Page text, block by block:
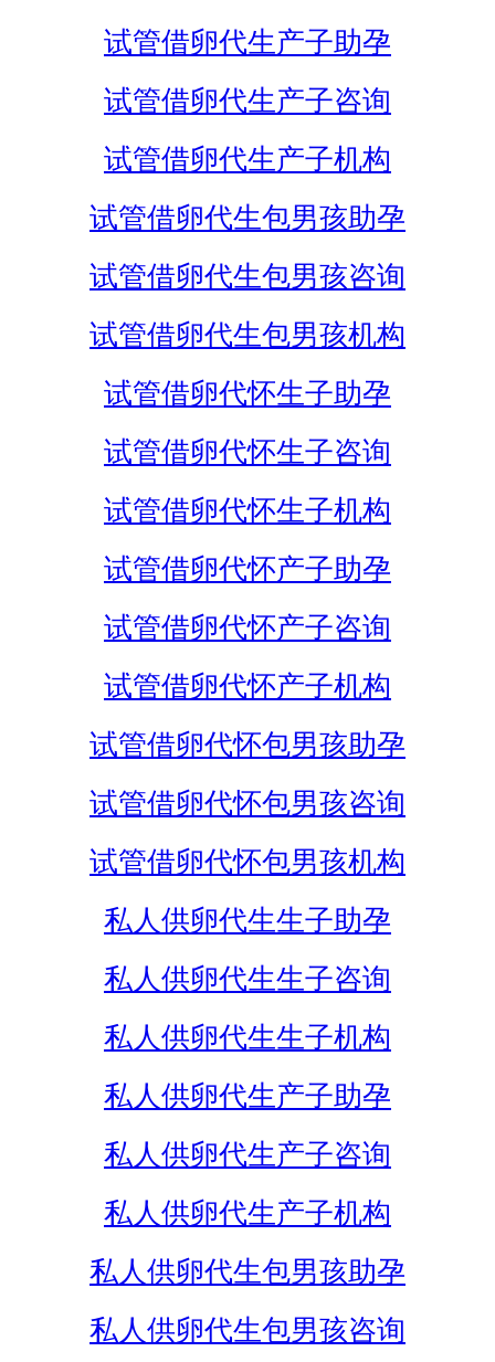
试管借卵代生产子助孕
试管借卵代生产子咨询
试管借卵代生产子机构
试管借卵代生包男孩助孕
试管借卵代生包男孩咨询
试管借卵代生包男孩机构
试管借卵代怀生子助孕
试管借卵代怀生子咨询
试管借卵代怀生子机构
试管借卵代怀产子助孕
试管借卵代怀产子咨询
试管借卵代怀产子机构
试管借卵代怀包男孩助孕
试管借卵代怀包男孩咨询
试管借卵代怀包男孩机构
私人供卵代生生子助孕
私人供卵代生生子咨询
私人供卵代生生子机构
私人供卵代生产子助孕
私人供卵代生产子咨询
私人供卵代生产子机构
私人供卵代生包男孩助孕
私人供卵代生包男孩咨询